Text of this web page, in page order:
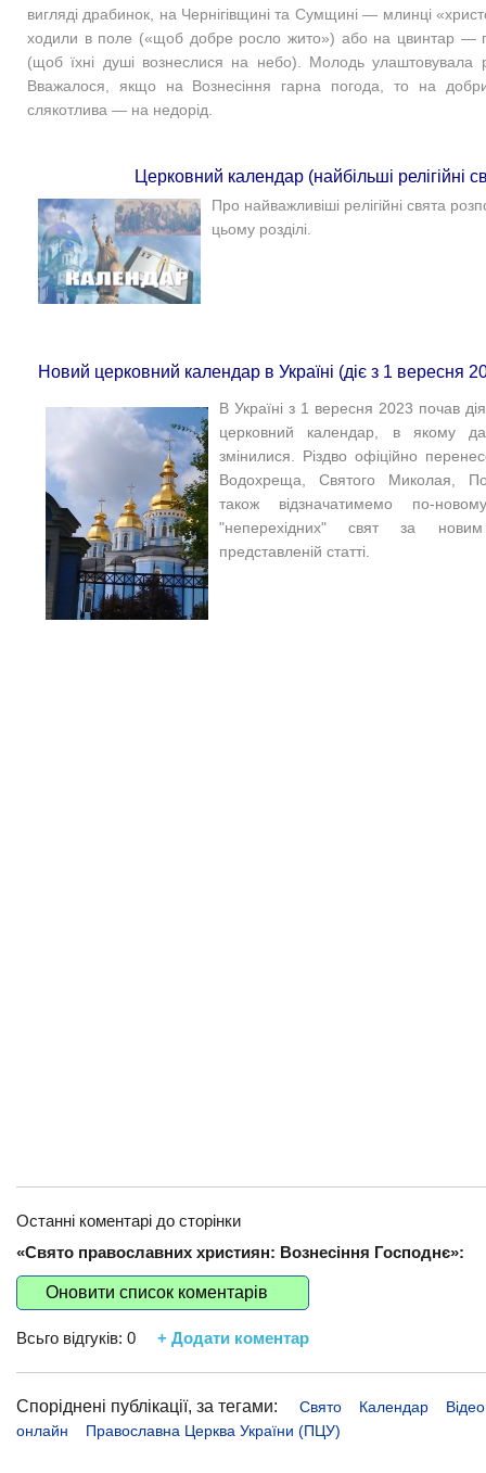
вигляді драбинок, на Чернігівщині та Сумщині — млинці
ходили в поле («щоб добре росло жито») або на цвинтар —
(щоб їхні душі вознеслися на небо). Молодь улаштовувала
Вважалося, якщо на Вознесіння гарна погода, то на
слякотлива — на недорід.
Церковний календар (найбільші релігійні
Про найважливіші релігійні свята
цьому розділі.
Новий церковний календар в Україні (діє з 1 вересня
В Україні з 1 вересня 2023 почав
церковний календар, в якому
змінилися. Різдво офіційно
Водохреща, Святого Миколая,
також відзначатимемо по-
"неперехідних" свят за
представленій статті.
Останні коментарі до сторінки
«Свято православних християн: Вознесіння Господнє»:
Оновити список коментарів
Всьго відгуків: 0 + Додати коментар
Споріднені публікації, за тегами: Свято Календар
онлайн
Православна Церква України (ПЦУ)